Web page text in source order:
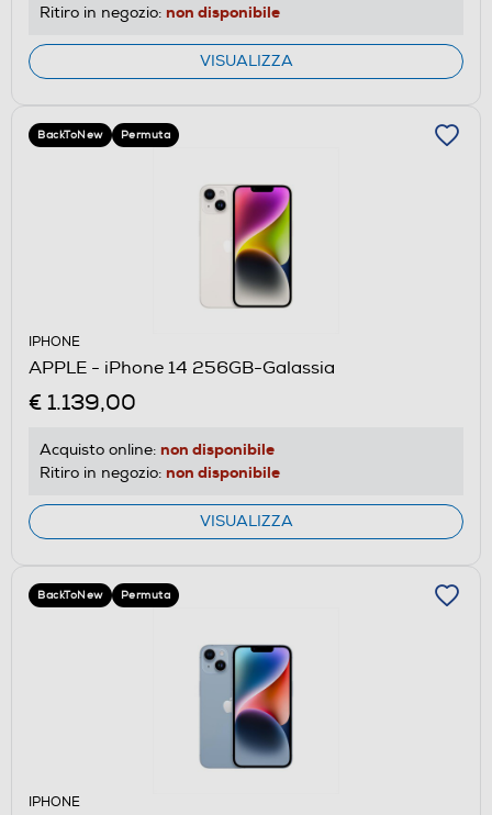
Ritiro in negozio: non disponibile
VISUALIZZA
BackToNew Permuta
IPHONE
APPLE - iPhone 14 256GB-Galassia
€ 1.139,00
Acquisto online: non disponibile
Ritiro in negozio: non disponibile
VISUALIZZA
BackToNew Permuta
IPHONE